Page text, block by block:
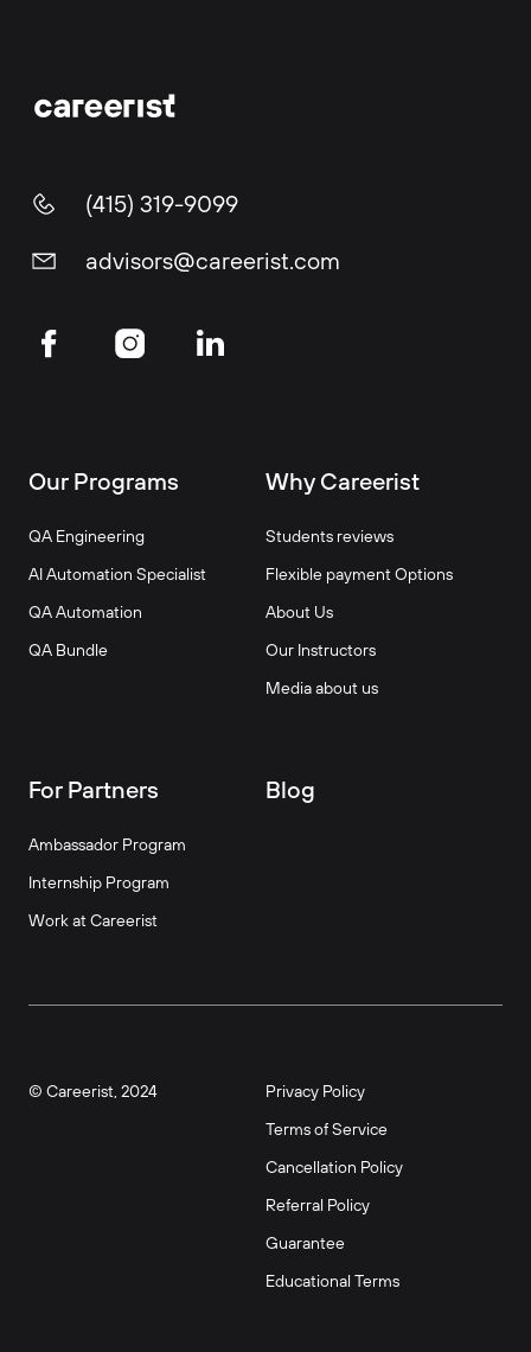
(415) 319-9099
advisors@careerist.com
Our Programs
QA Engineering
AI Automation Specialist
QA Automation
QA Bundle
Why Careerist
Students reviews
Flexible payment Options
About Us
Our Instructors
Media about us
For Partners
Ambassador Program
Internship Program
Work at Careerist
Blog
© Careerist, 2024
Privacy Policy
Terms of Service
Cancellation Policy
Referral Policy
Guarantee
Educational Terms